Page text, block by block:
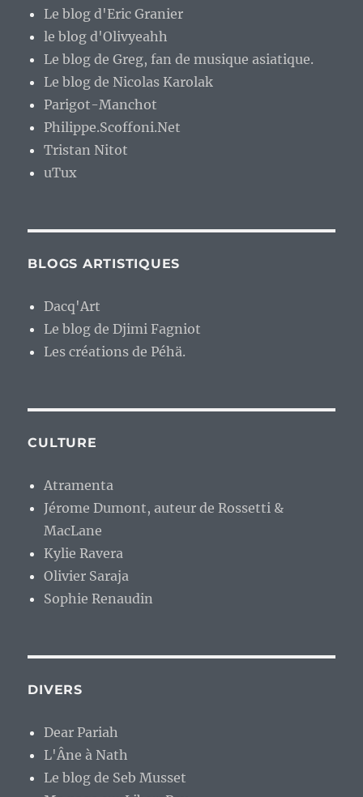
Le blog d'Eric Granier
le blog d'Olivyeahh
Le blog de Greg, fan de musique asiatique.
Le blog de Nicolas Karolak
Parigot-Manchot
Philippe.Scoffoni.Net
Tristan Nitot
uTux
BLOGS ARTISTIQUES
Dacq'Art
Le blog de Djimi Fagniot
Les créations de Péhä.
CULTURE
Atramenta
Jérome Dumont, auteur de Rossetti &
MacLane
Kylie Ravera
Olivier Saraja
Sophie Renaudin
DIVERS
Dear Pariah
L'Âne à Nath
Le blog de Seb Musset